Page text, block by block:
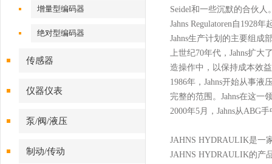
增量型编码器
绝对型编码器
传感器
仪器仪表
泵/阀/液压
制动/传动
Seidel和一些沉默的合伙人
Jahns Regulatoren自1928
Jahns生产计划的主要组成
上世纪70年代，Jahns扩
造操作中，以保持成本效
1986年，Jahns开始从事
完整的范围。Jahns在这一
2000年5月，Jahns从ABG
JAHNS HYDRAULIK是一
JAHNS HYDRAULIK的产